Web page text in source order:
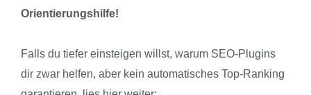
Orientierungshilfe!
Falls du tiefer einsteigen willst, warum SEO-Plugins
dir zwar helfen, aber kein automatisches Top-Ranking